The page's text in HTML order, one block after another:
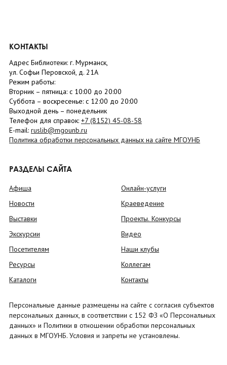
КОНТАКТЫ
Адрес Библиотеки: г. Мурманск,
ул. Софьи Перовской, д. 21А
Режим работы:
Вторник – пятница: с 10:00 до 20:00
Суббота – воскресенье: c 12:00 до 20:00
Выходной день – понедельник
Телефон для справок: +7 (8152) 45-08-58
E-mail: ruslib@mgounb.ru
Политика обработки персональных данных на сайте МГОУНБ
РАЗДЕЛЫ САЙТА
Афиша
Новости
Выставки
Экскурсии
Посетителям
Ресурсы
Каталоги
Онлайн-услуги
Краеведение
Проекты. Конкурсы
Видео
Наши клубы
Коллегам
Контакты
Персональные данные размещены на сайте с согласия субъектов
персональных данных, в соответствии с 152 ФЗ «О Персональных
данных» и Политики в отношении обработки персональных
данных в МГОУНБ. Условия и запреты не установлены.